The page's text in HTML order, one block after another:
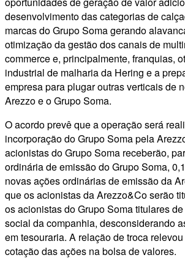
desenvolvimento das categorias de
marcas do Grupo Soma gerando
otimização da gestão dos canais de
commerce e, principalmente, franquias,
industrial de malharia da Hering e a
empresa para plugar outras verticais de
Arezzo e o Grupo Soma.
O acordo prevê que a operação será
incorporação do Grupo Soma pela
acionistas do Grupo Soma receberão,
ordinária de emissão do Grupo Soma,
novas ações ordinárias de emissão da
que os acionistas da Arezzo&Co serão
os acionistas do Grupo Soma titulares
social da companhia, desconsiderando
em tesouraria. A relação de troca
cotação das ações na bolsa de valores.